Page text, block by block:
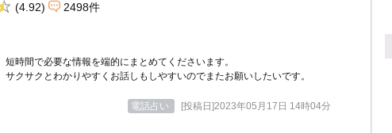
(4.92) 2498件
短時間で必要な情報を端的にまとめてくださいます。
サクサクとわかりやすくお話しもしやすいのでまたお願いしたいです。
電話占い [投稿日]2023年05月17日 14時04分